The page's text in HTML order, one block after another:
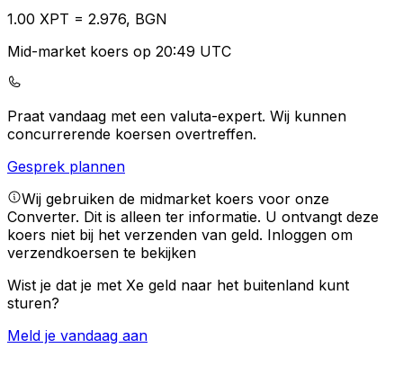
1.00 XPT = 2.976, BGN
Mid-market koers op 20:49 UTC
Praat vandaag met een valuta-expert. Wij kunnen
concurrerende koersen overtreffen.
Gesprek plannen
Wij gebruiken de midmarket koers voor onze
Converter. Dit is alleen ter informatie. U ontvangt deze
koers niet bij het verzenden van geld. Inloggen om
verzendkoersen te bekijken
Wist je dat je met Xe geld naar het buitenland kunt
sturen?
Meld je vandaag aan